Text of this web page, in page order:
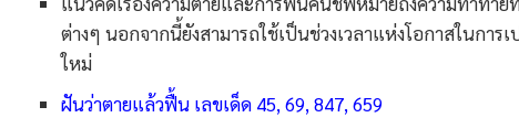
ต่างๆ นอกจากนี้ยังสามารถใช้เป็นช่วงเวลาแห่งโอกาสในกา
ใหม่
ฝันว่าตายแล้วฟื้น เลขเด็ด 45, 69, 847, 659